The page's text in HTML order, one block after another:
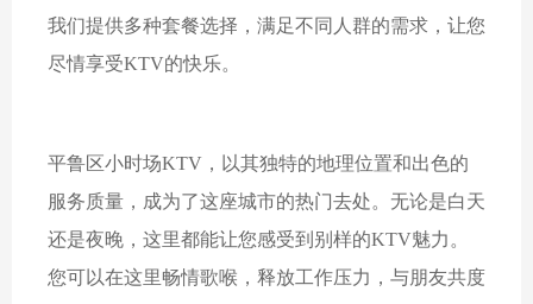
我们提供多种套餐选择，满足不同人群的需求，让您
尽情享受KTV的快乐。
平鲁区小时场KTV，以其独特的地理位置和出色的
服务质量，成为了这座城市的热门去处。无论是白天
还是夜晚，这里都能让您感受到别样的KTV魅力。
您可以在这里畅情歌喉，释放工作压力，与朋友共度